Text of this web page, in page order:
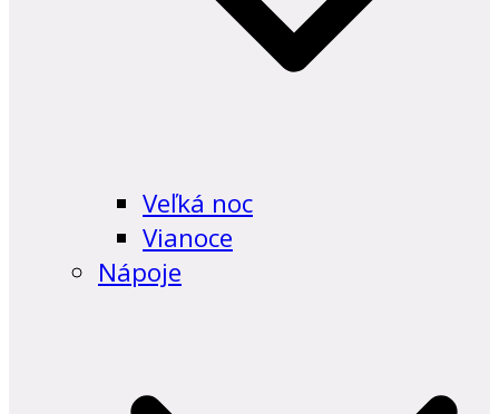
Veľká noc
Vianoce
Nápoje